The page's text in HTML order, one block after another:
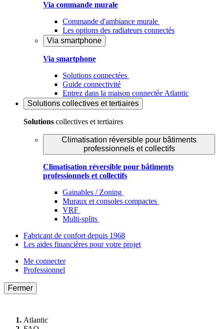
Via commande murale
Commande d'ambiance murale
Les options des radiateurs connectés
Via smartphone
Via smartphone
Solutions connectées
Guide connectivité
Entrez dans la maison connectée Atlantic
Solutions collectives et tertiaires
Solutions collectives et tertiaires
Climatisation réversible pour bâtiments
professionnels et collectifs
Climatisation réversible pour bâtiments
professionnels et collectifs
Gainables / Zoning
Muraux et consoles compactes
VRF
Multi-splits
Fabricant de confort depuis 1968
Les aides financières pour votre projet
Me connecter
Professionnel
Fermer
Atlantic